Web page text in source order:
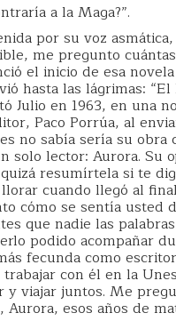
a la Maga?”.
por su voz
me pregunto
el inicio de esa
hasta las lágrimas:
Julio en 1963, en una
Paco Porrúa, al
no sabía sería su
solo lector: Aurora. Su
resumírtela si te
cuando llegó al
cómo se sentía usted
que nadie las
podido acompañar
fecunda como
con él en la
y viajar juntos. Me
Aurora, esos años de